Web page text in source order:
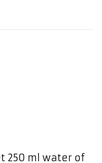
250 ml water of